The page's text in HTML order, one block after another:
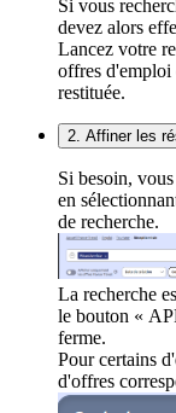
Si vous
devez alors
Lancez votre
offres d'emploi
restituée.
2. Affiner les
Si besoin,
en
de recherche.
La recherche
le bouton «
ferme.
Pour certains
d'offres